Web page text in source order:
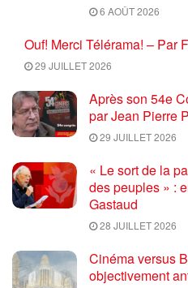
6 AOÛT 2026
Ouf! Merci Télérama! – Par
29 JUILLET 2026
Après son 54e
par Jean Pierre
29 JUILLET 2026
« Le sort de la
des peuples » :
Gastaud
28 JUILLET 2026
Cinéma versus
objectivement